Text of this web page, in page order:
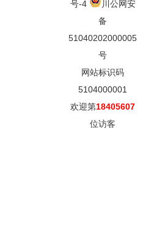
号-4
川公网安
备
51040202000005
号
网站标识码
5104000001
欢迎第18405607
位访客